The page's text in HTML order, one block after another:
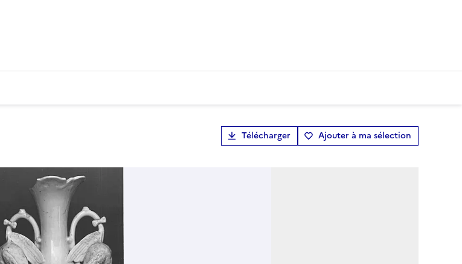
Télécharger Ajouter à ma sélection